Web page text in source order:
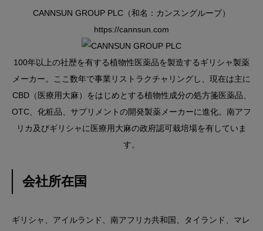
CANNSUN GROUP PLC（和名：カンスングループ）
https://cannsun.com
100年以上の社歴を有する植物性医薬品を製造するギリシャ製薬
メーカー。ここ数年で事業リストラクチャリングし、現在は主に
CBD（医療用大麻）をはじめとする植物性成分の処方箋医薬品、
OTC、化粧品、サプリメントの開発製薬メーカーに進化。南アフ
リカ及びギリシャに医療用大麻の政府認可栽培場を有していま
す。
会社所在国
ギリシャ、アイルランド、南アフリカ共和国、タイランド、マレ